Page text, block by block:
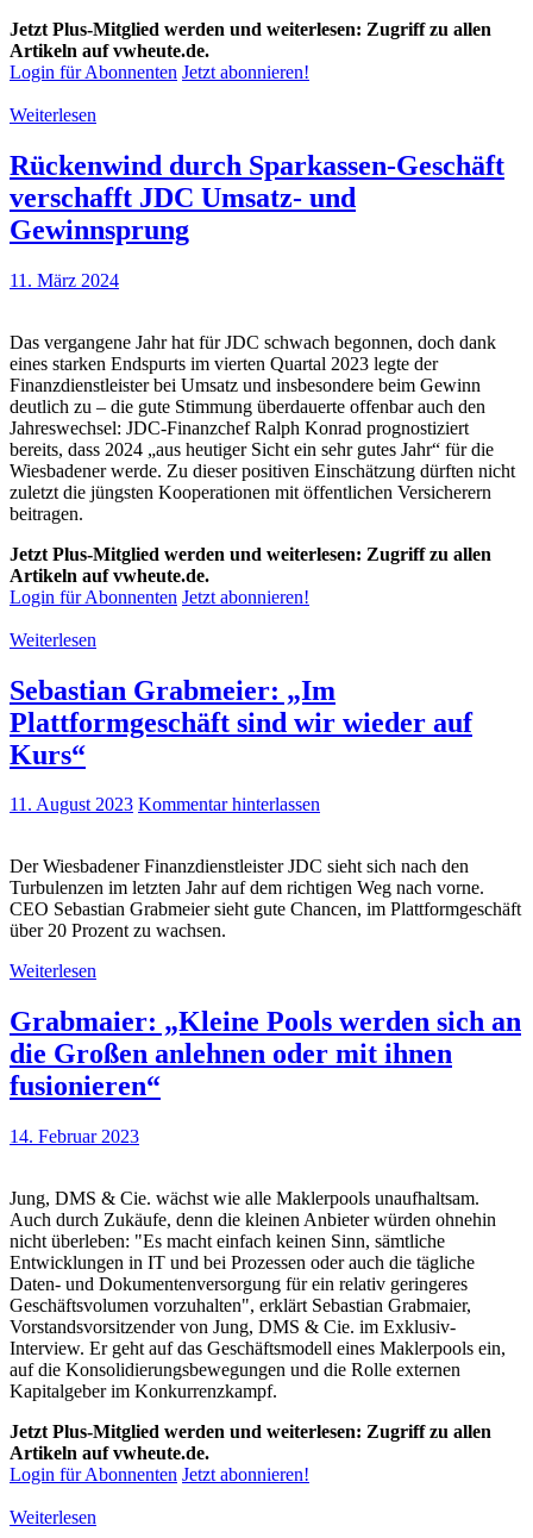
Jetzt Plus-Mitglied werden und weiterlesen: Zugriff zu allen
Artikeln auf vwheute.de.
Login für Abonnenten Jetzt abonnieren!
Weiterlesen
Rückenwind durch Sparkassen-Geschäft
verschafft JDC Umsatz- und
Gewinnsprung
11. März 2024
Das vergangene Jahr hat für JDC schwach begonnen, doch dank
eines starken Endspurts im vierten Quartal 2023 legte der
Finanzdienstleister bei Umsatz und insbesondere beim Gewinn
deutlich zu – die gute Stimmung überdauerte offenbar auch den
Jahreswechsel: JDC-Finanzchef Ralph Konrad prognostiziert
bereits, dass 2024 „aus heutiger Sicht ein sehr gutes Jahr“ für die
Wiesbadener werde. Zu dieser positiven Einschätzung dürften nicht
zuletzt die jüngsten Kooperationen mit öffentlichen Versicherern
beitragen.
Jetzt Plus-Mitglied werden und weiterlesen: Zugriff zu allen
Artikeln auf vwheute.de.
Login für Abonnenten Jetzt abonnieren!
Weiterlesen
Sebastian Grabmeier: „Im
Plattformgeschäft sind wir wieder auf
Kurs“
11. August 2023 Kommentar hinterlassen
Der Wiesbadener Finanzdienstleister JDC sieht sich nach den
Turbulenzen im letzten Jahr auf dem richtigen Weg nach vorne.
CEO Sebastian Grabmeier sieht gute Chancen, im Plattformgeschäft
über 20 Prozent zu wachsen.
Weiterlesen
Grabmaier: „Kleine Pools werden sich an
die Großen anlehnen oder mit ihnen
fusionieren“
14. Februar 2023
Jung, DMS & Cie. wächst wie alle Maklerpools unaufhaltsam.
Auch durch Zukäufe, denn die kleinen Anbieter würden ohnehin
nicht überleben: "Es macht einfach keinen Sinn, sämtliche
Entwicklungen in IT und bei Prozessen oder auch die tägliche
Daten- und Dokumentenversorgung für ein relativ geringeres
Geschäftsvolumen vorzuhalten", erklärt Sebastian Grabmaier,
Vorstandsvorsitzender von Jung, DMS & Cie. im Exklusiv-
Interview. Er geht auf das Geschäftsmodell eines Maklerpools ein,
auf die Konsolidierungsbewegungen und die Rolle externen
Kapitalgeber im Konkurrenzkampf.
Jetzt Plus-Mitglied werden und weiterlesen: Zugriff zu allen
Artikeln auf vwheute.de.
Login für Abonnenten Jetzt abonnieren!
Weiterlesen